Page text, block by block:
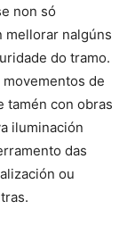
non só
mellorar nalgúns
do tramo.
de
tamén con obras
iluminación
das
ou